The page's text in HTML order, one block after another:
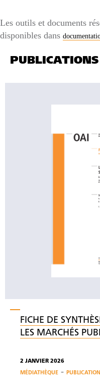
Les outils et documents
disponibles dans
PUBLICATIONS
FICHE DE
LES MARCHÉS
2 JANVIER 2026
MÉDIATHÈQUE -